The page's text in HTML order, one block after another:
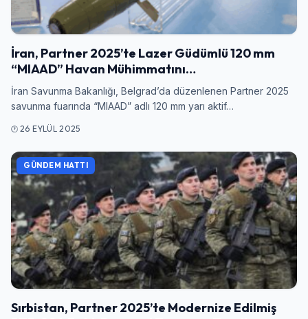
İran, Partner 2025’te Lazer Güdümlü 120 mm
“MIAAD” Havan Mühimmatını…
İran Savunma Bakanlığı, Belgrad’da düzenlenen Partner 2025
savunma fuarında “MIAAD” adlı 120 mm yarı aktif…
26 EYLÜL 2025
GÜNDEM HATTI
Sırbistan, Partner 2025’te Modernize Edilmiş
Kullanıcı Adı veya E-posta
Şifre
Beni Hatırla Şifremi Unuttum
Giriş Yap